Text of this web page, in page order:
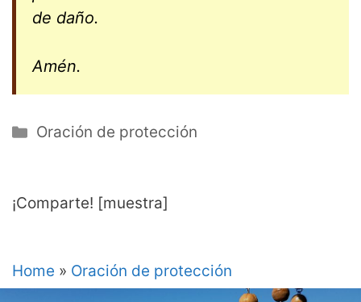
de daño.
Amén.
Categorías
Oración de protección
¡Comparte! [muestra]
Home » Oración de protección